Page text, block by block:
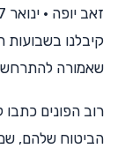
זאב יופה • ינואר 7, 2016
קיבלנו בשבועות
שאמורה
רוב הפונים
הביטוח שלהם,